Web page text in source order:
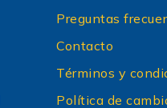
Preguntas
Contacto
Términos y
Política de